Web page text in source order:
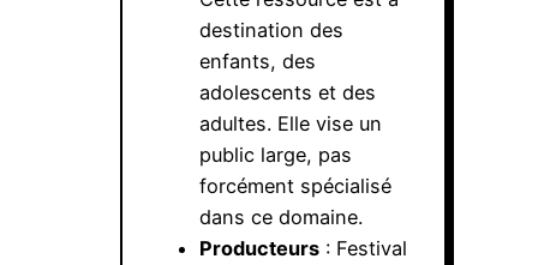
destination des
enfants, des
adolescents et des
adultes. Elle vise un
public large, pas
forcément spécialisé
dans ce domaine.
Producteurs : Festival